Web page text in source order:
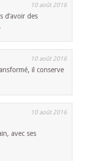
10 août 2016
d’avoir des
10 août 2016
il conserve
10 août 2016
avec ses